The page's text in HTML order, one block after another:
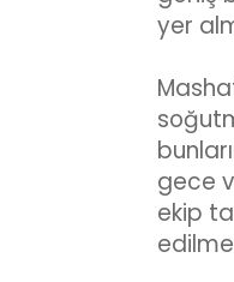
yer
gece
ekip